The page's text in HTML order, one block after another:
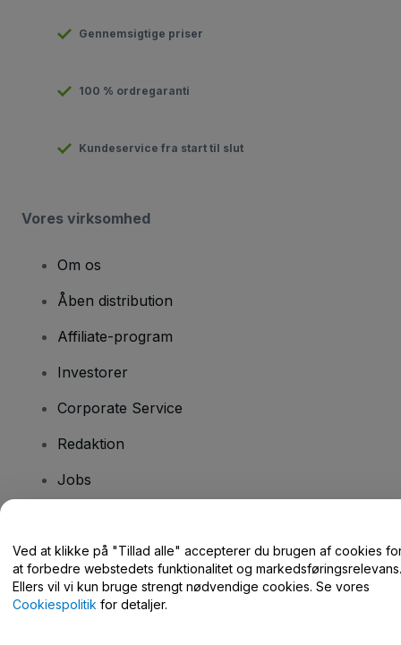
Gennemsigtige priser
100 % ordregaranti
Kundeservice fra start til slut
Vores virksomhed
Om os
Åben distribution
Affiliate-program
Investorer
Corporate Service
Redaktion
Jobs
Har du spørgsmål?
Hjælpecenter / Kontakt os
Ved at klikke på "Tillad alle" accepterer du brugen af cookies
at forbedre webstedets funktionalitet og markedsføringsrelevans.
Ellers vil vi kun bruge strengt nødvendige cookies. Se vores
Cookiespolitik for detaljer.